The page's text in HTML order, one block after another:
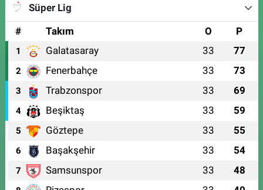
Süper Lig
#
Takım O P
1 Galatasaray 33 77
2 Fenerbahçe 33 73
3 Trabzonspor 33 69
4 Beşiktaş 33 59
5 Göztepe 33 55
6 Başakşehir 33 54
7 Samsunspor 33 48